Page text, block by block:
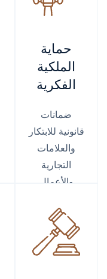
حماية
الملكية
الفكرية
ضمانات
قانونية للابتكار
والعلامات
التجارية
والأعمال